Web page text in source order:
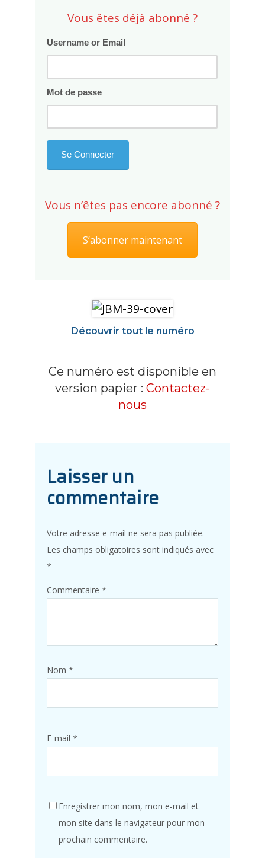
Vous êtes déjà abonné ?
Username or Email
Mot de passe
Vous n’êtes pas encore abonné ?
S’abonner maintenant
Découvrir tout le numéro
Ce numéro est disponible en
version papier : Contactez-
nous
Laisser un
commentaire
Votre adresse e-mail ne sera pas publiée.
Les champs obligatoires sont indiqués avec
*
Commentaire *
Nom *
E-mail *
Enregistrer mon nom, mon e-mail et
mon site dans le navigateur pour mon
prochain commentaire.